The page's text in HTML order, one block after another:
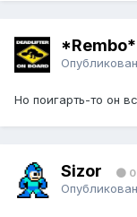
*Rembo*
Но поигарть-то он
Sizor 0